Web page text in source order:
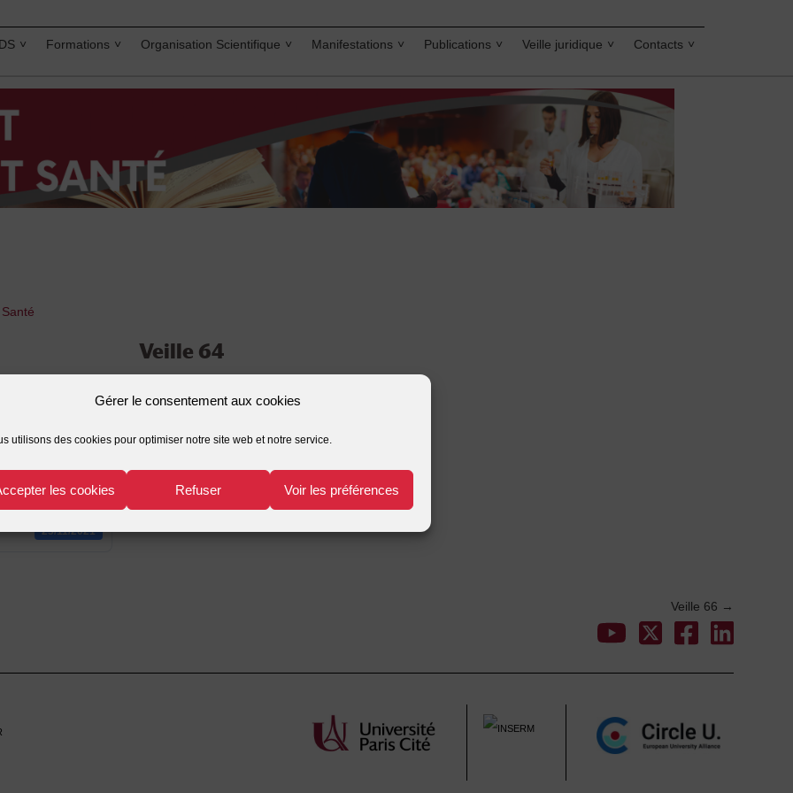
Gérer le consentement aux cookies
utilisons des cookies pour optimiser notre site web et notre service.
les cookies Refuser Voir les préférences
Formations Organisation Scientifique Manifestations Publications Veille juridique Contacts
528.15 KB
1
23/11/2021
23/11/2021
Veille 64
Veille 66 →